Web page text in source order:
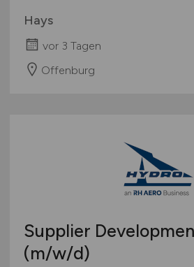
Hays
vor 3 Tagen
Offenburg
Supplier
(m/w/d)